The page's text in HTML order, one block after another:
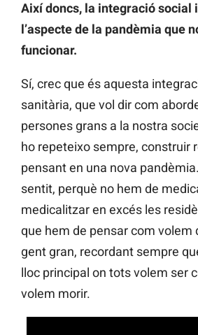
Així doncs, la integració social
l’aspecte de la pandèmia que
funcionar.
Sí, crec que és aquesta
sanitària, que vol dir com
persones grans a la nostra
ho repeteixo sempre, construir
pensant en una nova
sentit, perquè no hem de
medicalitzar en excés les
que hem de pensar com volem
gent gran, recordant sempre
lloc principal on tots volem ser
volem morir.